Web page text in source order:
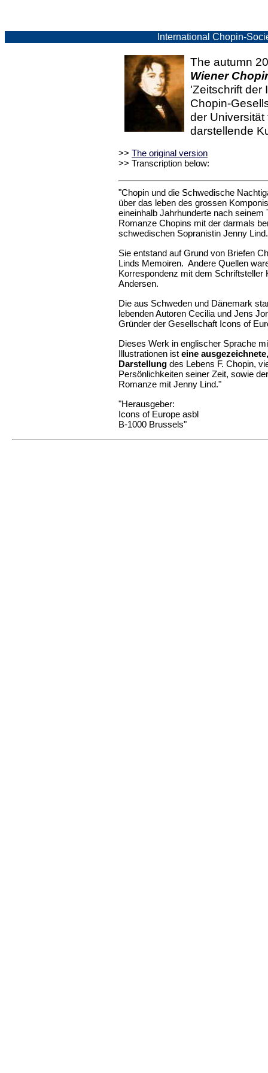
International Chopin-
The autumn
Wiener
'Zeitschrift der
Chopin-
der
darstellende
>> The original version
>> Transcription below:
"Chopin und die Schwedische
über das leben des grossen
eineinhalb Jahrhunderte nach seinem
Romanze Chopins mit der darmals
schwedischen Sopranistin Jenny Lind.
Sie entstand auf Grund von Briefen
Linds Memoiren. Andere Quellen
Korrespondenz mit dem Schriftsteller
Andersen.
Die aus Schweden und Dänemark
lebenden Autoren Cecilia und Jens
Gründer der Gesellschaft Icons of
Dieses Werk in englischer Sprache
Illustrationen ist eine
Darstellung des Lebens F. Chopin,
Persönlichkeiten seiner Zeit, sowie
Romanze mit Jenny Lind."
"Herausgeber:
Icons of Europe asbl
B-1000 Brussels"